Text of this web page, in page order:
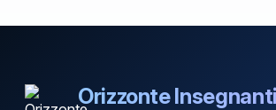
Orizzonte Insegnanti